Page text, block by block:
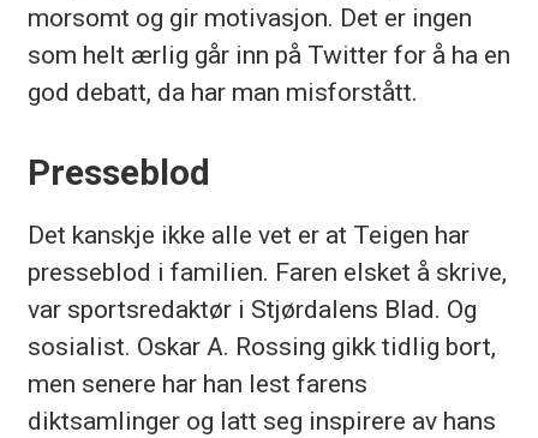
morsomt og gir motivasjon. Det er ingen
som helt ærlig går inn på Twitter for å ha en
god debatt, da har man misforstått.
Presseblod
Det kanskje ikke alle vet er at Teigen har
presseblod i familien. Faren elsket å skrive,
var sportsredaktør i Stjørdalens Blad. Og
sosialist. Oskar A. Rossing gikk tidlig bort,
men senere har han lest farens
diktsamlinger og latt seg inspirere av hans